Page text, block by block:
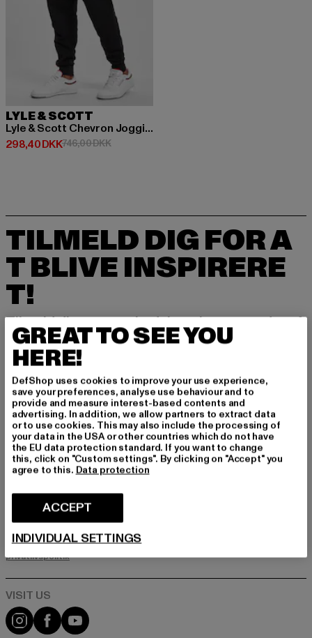
LYLE & SCOTT
Lyle & Scott Chevron Jogginghosen
298,40 DKK
Nuværende pris: 298,40 DKK
746,00 DKKKampagnepris: 746,00 DKK
TILMELD DIG FOR A
T BLIVE INSPIRERE
T!
Tilmeld dig vores nyhedsbrev her og modtag f
remtidige oplysninger om aktuelle trends, tilbu
d og kuponer fra DefShop via e-mail!
Hvilke produkter er du interesseret i?
MÆND
KVINDER
E-MAIL
Oplysninger om, hvordan DefShop håndterer dine data, kan findes i
privatlivspolitik
Visit our Instagram page:
Visit our Facebook page:
Visit our YouTube channel:
GREAT TO SEE YOU
HERE!
DefShop uses cookies to improve your use experience,
save your preferences, analyse use behaviour and to
provide and measure interest-based contents and
advertising. In addition, we allow partners to extract data
or to use cookies. This may also include the processing of
your data in the USA or other countries which do not have
the EU data protection standard. If you want to change
this, click on "Custom settings". By clicking on "Accept" you
agree to this. Data protection
ACCEPT
INDIVIDUAL SETTINGS